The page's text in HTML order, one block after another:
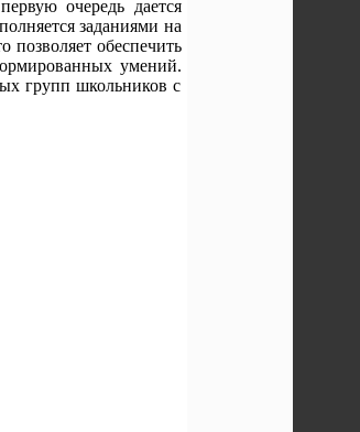
очередь дается
заданиями на
обеспечить
умений.
групп школьников с